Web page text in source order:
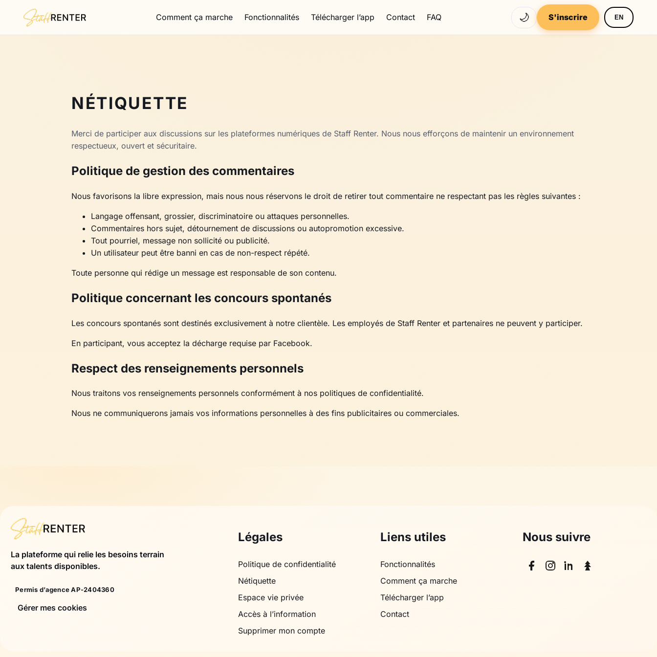
Comment ça marche Fonctionnalités Télécharger l’app Contact FAQ 🌙 S'inscrire EN
NÉTIQUETTE
Merci de participer aux discussions sur les plateformes numériques de Staff Renter. Nous nous efforçons de maintenir un environnement
respectueux, ouvert et sécuritaire.
Politique de gestion des commentaires
Nous favorisons la libre expression, mais nous nous réservons le droit de retirer tout commentaire ne respectant pas les règles suivantes :
Langage offensant, grossier, discriminatoire ou attaques personnelles.
Commentaires hors sujet, détournement de discussions ou autopromotion excessive.
Tout pourriel, message non sollicité ou publicité.
Un utilisateur peut être banni en cas de non-respect répété.
Toute personne qui rédige un message est responsable de son contenu.
Politique concernant les concours spontanés
Les concours spontanés sont destinés exclusivement à notre clientèle. Les employés de Staff Renter et partenaires ne peuvent y participer.
En participant, vous acceptez la décharge requise par Facebook.
Respect des renseignements personnels
Nous traitons vos renseignements personnels conformément à nos politiques de confidentialité.
Nous ne communiquerons jamais vos informations personnelles à des fins publicitaires ou commerciales.
La plateforme qui relie les besoins terrain
aux talents disponibles.
Permis d’agence AP-2404360
Gérer mes cookies
Légales
Politique de confidentialité
Nétiquette
Espace vie privée
Accès à l’information
Supprimer mon compte
Liens utiles
Fonctionnalités
Comment ça marche
Télécharger l’app
Contact
Nous suivre